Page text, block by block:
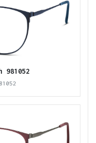
981052